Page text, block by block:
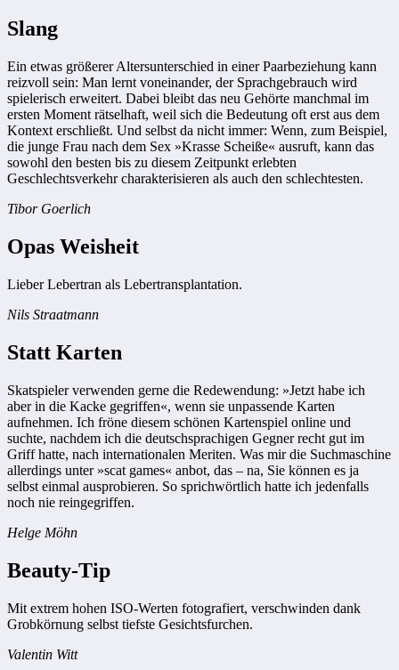
Slang
Ein etwas größerer Altersunterschied in einer Paarbeziehung kann
reizvoll sein: Man lernt voneinander, der Sprachgebrauch wird
spielerisch erweitert. Dabei bleibt das neu Gehörte manchmal im
ersten Moment rätselhaft, weil sich die Bedeutung oft erst aus dem
Kontext erschließt. Und selbst da nicht immer: Wenn, zum Beispiel,
die junge Frau nach dem Sex »Krasse Scheiße« ausruft, kann das
sowohl den besten bis zu diesem Zeitpunkt erlebten
Geschlechtsverkehr charakterisieren als auch den schlechtesten.
Tibor Goerlich
Opas Weisheit
Lieber Lebertran als Lebertransplantation.
Nils Straatmann
Statt Karten
Skatspieler verwenden gerne die Redewendung: »Jetzt habe ich
aber in die Kacke gegriffen«, wenn sie unpassende Karten
aufnehmen. Ich fröne diesem schönen Kartenspiel online und
suchte, nachdem ich die deutschsprachigen Gegner recht gut im
Griff hatte, nach internationalen Meriten. Was mir die Suchmaschine
allerdings unter »scat games« anbot, das – na, Sie können es ja
selbst einmal ausprobieren. So sprichwörtlich hatte ich jedenfalls
noch nie reingegriffen.
Helge Möhn
Beauty-Tip
Mit extrem hohen ISO-Werten fotografiert, verschwinden dank
Grobkörnung selbst tiefste Gesichtsfurchen.
Valentin Witt